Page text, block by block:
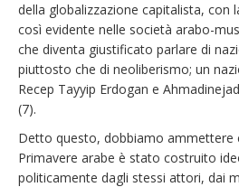
della globalizzazione capitalista, con
così evidente nelle società arabo-
che diventa giustificato parlare di
piuttosto che di neoliberismo; un
Recep Tayyip Erdogan e
(7).
Detto questo, dobbiamo ammettere
Primavere arabe è stato costruito
politicamente dagli stessi attori, dai